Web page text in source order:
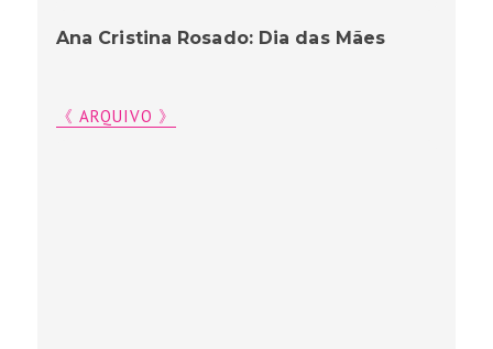
Ana Cristina Rosado: Dia das Mães
《 ARQUIVO 》